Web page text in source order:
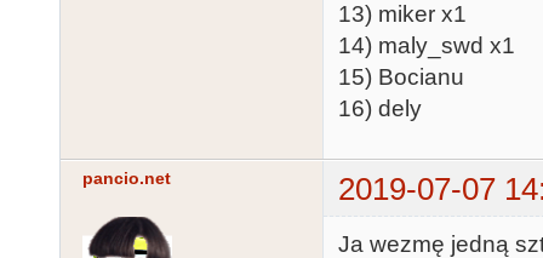
13) miker x1
14) maly_swd x1
15) Bocianu
16) dely
pancio.net 2019-07-07
Ja wezmę jedną